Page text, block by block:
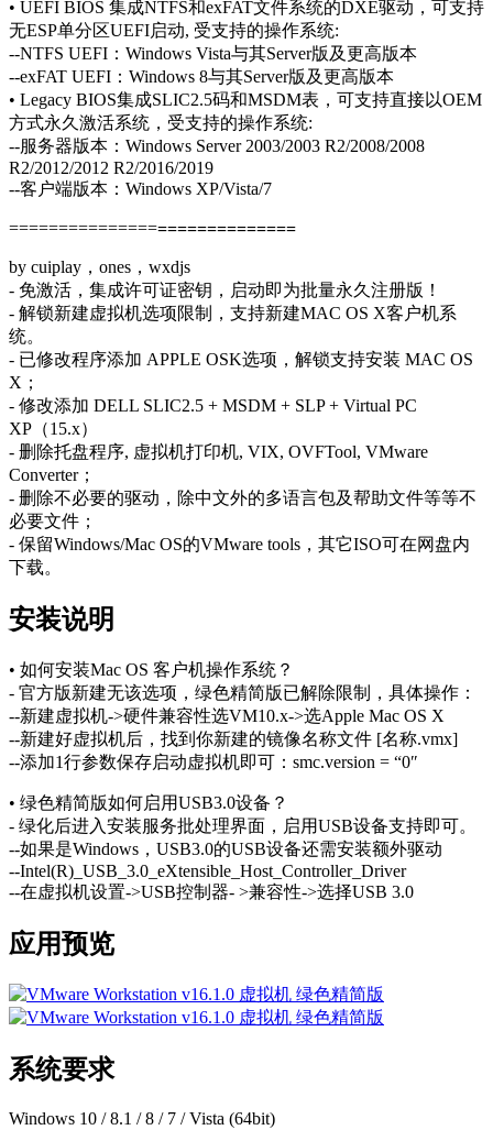
• UEFI BIOS 集成NTFS和exFAT文件系统的DXE驱动，可支持
无ESP单分区UEFI启动, 受支持的操作系统:
--NTFS UEFI：Windows Vista与其Server版及更高版本
--exFAT UEFI：Windows 8与其Server版及更高版本
• Legacy BIOS集成SLIC2.5码和MSDM表，可支持直接以OEM
方式永久激活系统，受支持的操作系统:
--服务器版本：Windows Server 2003/2003 R2/2008/2008
R2/2012/2012 R2/2016/2019
--客户端版本：Windows XP/Vista/7
=============================
by cuiplay，ones，wxdjs
- 免激活，集成许可证密钥，启动即为批量永久注册版！
- 解锁新建虚拟机选项限制，支持新建MAC OS X客户机系
统。
- 已修改程序添加 APPLE OSK选项，解锁支持安装 MAC OS
X；
- 修改添加 DELL SLIC2.5 + MSDM + SLP + Virtual PC
XP（15.x）
- 删除托盘程序, 虚拟机打印机, VIX, OVFTool, VMware
Converter；
- 删除不必要的驱动，除中文外的多语言包及帮助文件等等不
必要文件；
- 保留Windows/Mac OS的VMware tools，其它ISO可在网盘内
下载。
安装说明
• 如何安装Mac OS 客户机操作系统？
- 官方版新建无该选项，绿色精简版已解除限制，具体操作：
--新建虚拟机->硬件兼容性选VM10.x->选Apple Mac OS X
--新建好虚拟机后，找到你新建的镜像名称文件 [名称.vmx]
--添加1行参数保存启动虚拟机即可：smc.version = “0″
• 绿色精简版如何启用USB3.0设备？
- 绿化后进入安装服务批处理界面，启用USB设备支持即可。
--如果是Windows，USB3.0的USB设备还需安装额外驱动
--Intel(R)_USB_3.0_eXtensible_Host_Controller_Driver
--在虚拟机设置->USB控制器- >兼容性->选择USB 3.0
应用预览
系统要求
Windows 10 / 8.1 / 8 / 7 / Vista (64bit)